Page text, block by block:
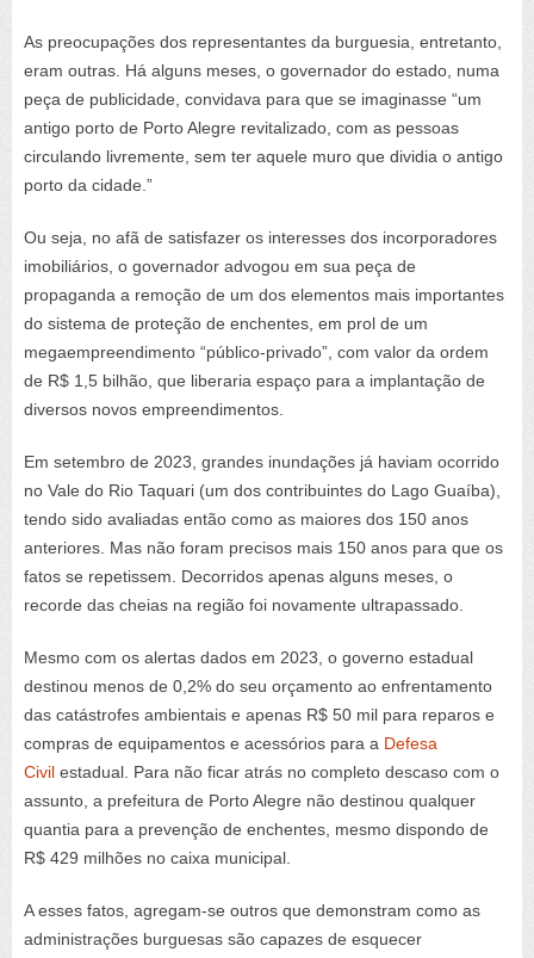
As preocupações dos representantes da burguesia, entretanto,
eram outras. Há alguns meses, o governador do estado, numa
peça de publicidade, convidava para que se imaginasse “um
antigo porto de Porto Alegre revitalizado, com as pessoas
circulando livremente, sem ter aquele muro que dividia o antigo
porto da cidade.”
Ou seja, no afã de satisfazer os interesses dos incorporadores
imobiliários, o governador advogou em sua peça de
propaganda a remoção de um dos elementos mais importantes
do sistema de proteção de enchentes, em prol de um
megaempreendimento “público-privado”, com valor da ordem
de R$ 1,5 bilhão, que liberaria espaço para a implantação de
diversos novos empreendimentos.
Em setembro de 2023, grandes inundações já haviam ocorrido
no Vale do Rio Taquari (um dos contribuintes do Lago Guaíba),
tendo sido avaliadas então como as maiores dos 150 anos
anteriores. Mas não foram precisos mais 150 anos para que os
fatos se repetissem. Decorridos apenas alguns meses, o
recorde das cheias na região foi novamente ultrapassado.
Mesmo com os alertas dados em 2023, o governo estadual
destinou menos de 0,2% do seu orçamento ao enfrentamento
das catástrofes ambientais e apenas R$ 50 mil para reparos e
compras de equipamentos e acessórios para a Defesa
Civil estadual. Para não ficar atrás no completo descaso com o
assunto, a prefeitura de Porto Alegre não destinou qualquer
quantia para a prevenção de enchentes, mesmo dispondo de
R$ 429 milhões no caixa municipal.
A esses fatos, agregam-se outros que demonstram como as
administrações burguesas são capazes de esquecer